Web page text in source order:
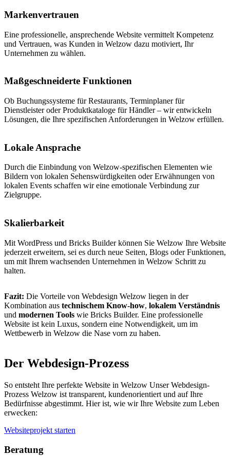
Markenvertrauen
Eine professionelle, ansprechende Website vermittelt Kompetenz
und Vertrauen, was Kunden in Welzow dazu motiviert, Ihr
Unternehmen zu wählen.
Maßgeschneiderte Funktionen
Ob Buchungssysteme für Restaurants, Terminplaner für
Dienstleister oder Produktkataloge für Händler – wir entwickeln
Lösungen, die Ihre spezifischen Anforderungen in Welzow erfüllen.
Lokale Ansprache
Durch die Einbindung von Welzow-spezifischen Elementen wie
Bildern von lokalen Sehenswürdigkeiten oder Erwähnungen von
lokalen Events schaffen wir eine emotionale Verbindung zur
Zielgruppe.
Skalierbarkeit
Mit WordPress und Bricks Builder können Sie Welzow Ihre Website
jederzeit erweitern, sei es durch neue Seiten, Blogs oder Funktionen,
um mit Ihrem wachsenden Unternehmen in Welzow Schritt zu
halten.
Fazit: Die Vorteile von Webdesign Welzow liegen in der
Kombination aus technischem Know-how, lokalem Verständnis
und modernen Tools wie Bricks Builder. Eine professionelle
Website ist kein Luxus, sondern eine Notwendigkeit, um im
Wettbewerb in Welzow die Nase vorn zu haben.
Der Webdesign-Prozess
So entsteht Ihre perfekte Website in Welzow Unser Webdesign-
Prozess Welzow ist transparent, kundenorientiert und auf Ihre
Bedürfnisse abgestimmt. Hier ist, wie wir Ihre Website zum Leben
erwecken:
Websiteprojekt starten
Beratung